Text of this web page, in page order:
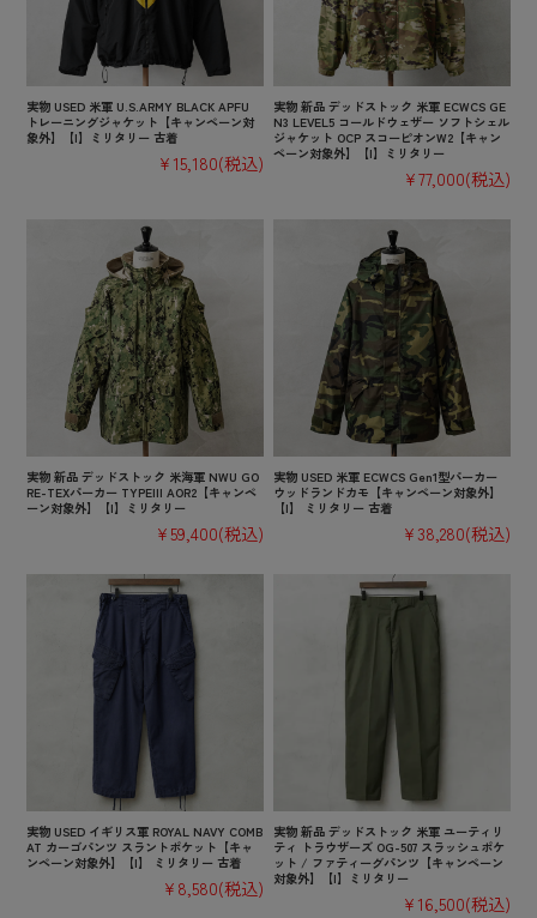
実物 USED 米軍 U.S.ARMY BLACK APFU
トレーニングジャケット【キャンペーン対
象外】【I】ミリタリー 古着
¥15,180(税込)
実物 新品 デッドストック 米軍 ECWCS GE
N3 LEVEL5 コールドウェザー ソフトシェル
ジャケット OCP スコーピオンW2【キャン
ペーン対象外】【I】ミリタリー
¥77,000(税込)
実物 新品 デッドストック 米海軍 NWU GO
RE-TEXパーカー TYPEIII AOR2【キャンペ
ーン対象外】【I】ミリタリー
¥59,400(税込)
実物 USED 米軍 ECWCS Gen1型パーカー
ウッドランドカモ【キャンペーン対象外】
【I】 ミリタリー 古着
¥38,280(税込)
実物 USED イギリス軍 ROYAL NAVY COMB
AT カーゴパンツ スラントポケット【キャ
ンペーン対象外】【I】 ミリタリー 古着
¥8,580(税込)
実物 新品 デッドストック 米軍 ユーティリ
ティ トラウザーズ OG-507 スラッシュポケ
ット / ファティーグパンツ【キャンペーン
対象外】【I】ミリタリー
¥16,500(税込)